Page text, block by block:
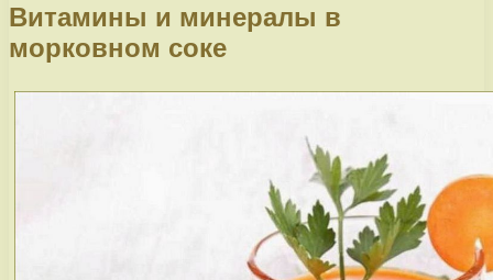
Витамины и минералы в
морковном соке